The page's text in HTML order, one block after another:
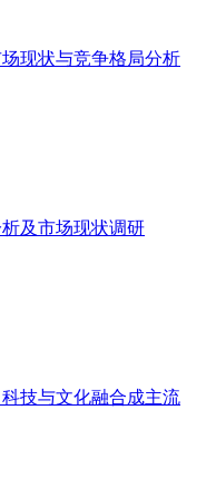
现状与竞争格局分析
及市场现状调研
技与文化融合成主流